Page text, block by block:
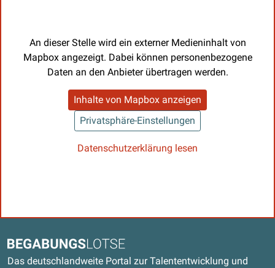
An dieser Stelle wird ein externer Medieninhalt von
Mapbox angezeigt. Dabei können personenbezogene
Daten an den Anbieter übertragen werden.
Inhalte von Mapbox anzeigen
Privatsphäre-Einstellungen
Datenschutzerklärung lesen
Begabungslotse
Das deutschlandweite Portal zur Talententwicklung und